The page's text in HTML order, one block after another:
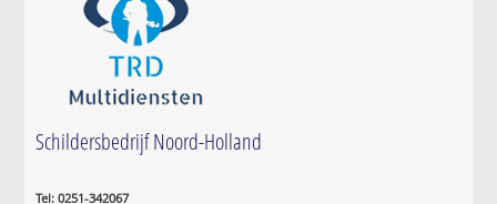
Schildersbedrijf Noord-Holland
Tel: 0251-342067